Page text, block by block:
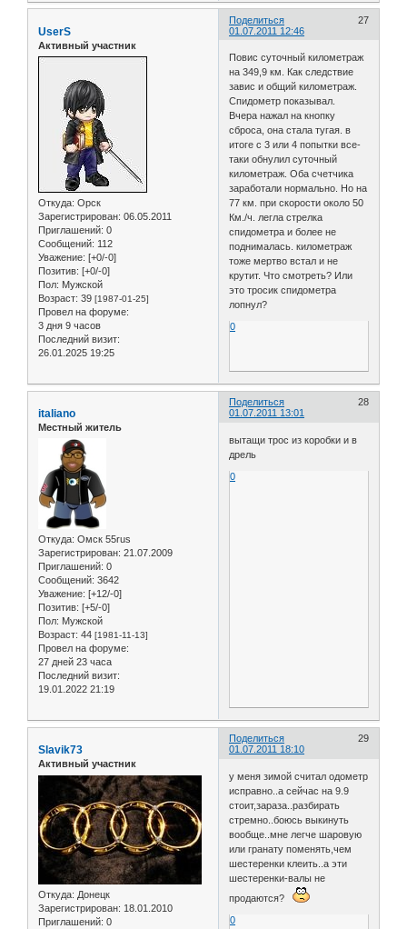
Поделиться
27
01.07.2011 12:46
UserS
Активный участник
Откуда: Орск
Зарегистрирован: 06.05.2011
Приглашений: 0
Сообщений: 112
Уважение: [+0/-0]
Позитив: [+0/-0]
Пол: Мужской
Возраст: 39 [1987-01-25]
Провел на форуме:
3 дня 9 часов
Последний визит:
26.01.2025 19:25
Повис суточный километраж
на 349,9 км. Как следствие
завис и общий километраж.
Спидометр показывал.
Вчера нажал на кнопку
сброса, она стала тугая. в
итоге с 3 или 4 попытки все-
таки обнулил суточный
километраж. Оба счетчика
заработали нормально. Но на
77 км. при скорости около 50
Км./ч. легла стрелка
спидометра и более не
поднималась. километраж
тоже мертво встал и не
крутит. Что смотреть? Или
это тросик спидометра
лопнул?
0
Поделиться
28
01.07.2011 13:01
italiano
Местный житель
Откуда: Омск 55rus
Зарегистрирован: 21.07.2009
Приглашений: 0
Сообщений: 3642
Уважение: [+12/-0]
Позитив: [+5/-0]
Пол: Мужской
Возраст: 44 [1981-11-13]
Провел на форуме:
27 дней 23 часа
Последний визит:
19.01.2022 21:19
вытащи трос из коробки и в
дрель
0
Поделиться
29
01.07.2011 18:10
Slavik73
Активный участник
Откуда: Донeцк
Зарегистрирован: 18.01.2010
Приглашений: 0
у меня зимой считал одометр
исправно..а сейчас на 9.9
стоит,зараза..разбирать
стремно..боюсь выкинуть
вообще..мне легче шаровую
или гранату поменять,чем
шестеренки клеить..а эти
шестеренки-валы не
продаются?
0